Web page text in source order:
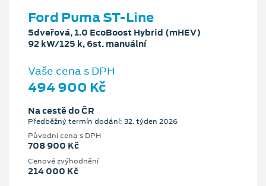
Ford Puma ST-Line
5dveřová, 1.0 EcoBoost Hybrid (mHEV)
92 kW/125 k, 6st. manuální
Vaše cena s DPH
494 900 Kč
Na cestě do ČR
Předběžný termín dodání: 32. týden 2026
Původní cena s DPH
708 900 Kč
Cenové zvýhodnění
214 000 Kč